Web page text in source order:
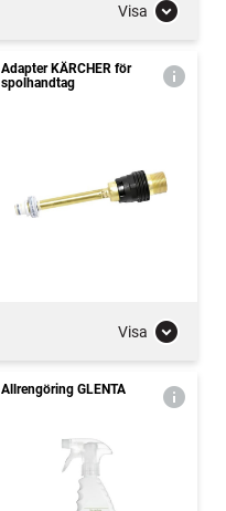
Visa
Adapter KÄRCHER för
spolhandtag
Visa
Allrengöring GLENTA